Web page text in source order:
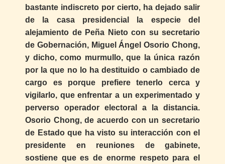
bastante indiscreto por cierto, ha dejado salir
de la casa presidencial la especie del
alejamiento de Peña Nieto con su secretario
de Gobernación, Miguel Ángel Osorio Chong,
y dicho, como murmullo, que la única razón
por la que no lo ha destituido o cambiado de
cargo es porque prefiere tenerlo cerca y
vigilarlo, que enfrentar a un experimentado y
perverso operador electoral a la distancia.
Osorio Chong, de acuerdo con un secretario
de Estado que ha visto su interacción con el
presidente en reuniones de gabinete,
sostiene que es de enorme respeto para el